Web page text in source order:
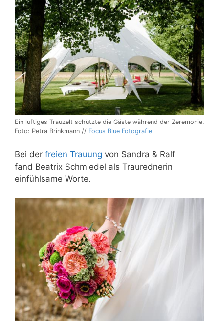
Ein luftiges Trauzelt schützte die Gäste während der Zeremonie.
Foto: Petra Brinkmann // Focus Blue Fotografie
Bei der freien Trauung von Sandra & Ralf
fand Beatrix Schmiedel als Traurednerin
einfühlsame Worte.